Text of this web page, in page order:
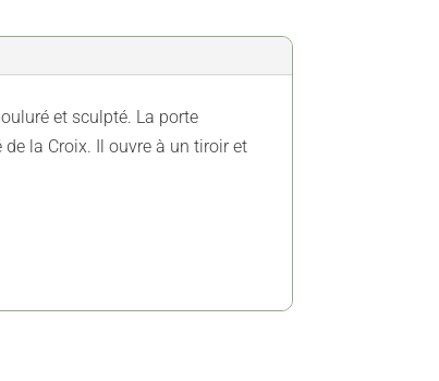
et sculpté. La porte
la Croix. Il ouvre à un tiroir et